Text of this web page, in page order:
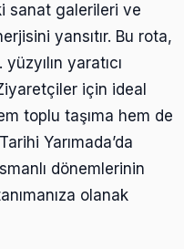
sanat galerileri ve
yansıtır. Bu rota,
yaratıcı
için ideal
toplu taşıma hem de
Yarımada’da
dönemlerinin
olanak